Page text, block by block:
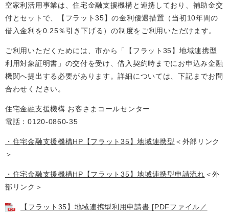
空家利活用事業は、住宅金融支援機構と連携しており、補助金交
付とセットで、【フラット35】の金利優遇措置（当初10年間の
借入金利を0.25％引き下げる）の制度をご利用いただけます。
ご利用いただくためには、市から「【フラット35】地域連携型
利用対象証明書」の交付を受け、借入契約時までにお申込み金融
機関へ提出する必要があります。詳細については、下記までお問
合わせください。
住宅金融支援機構 お客さまコールセンター
電話：0120-0860-35
・住宅金融支援機構HP【フラット35】地域連携型 ＜外部リンク
＞
・住宅金融支援機構HP【フラット35】地域連携型申請流れ ＜外
部リンク＞
【フラット35】地域連携型利用申請書 [PDFファイル／